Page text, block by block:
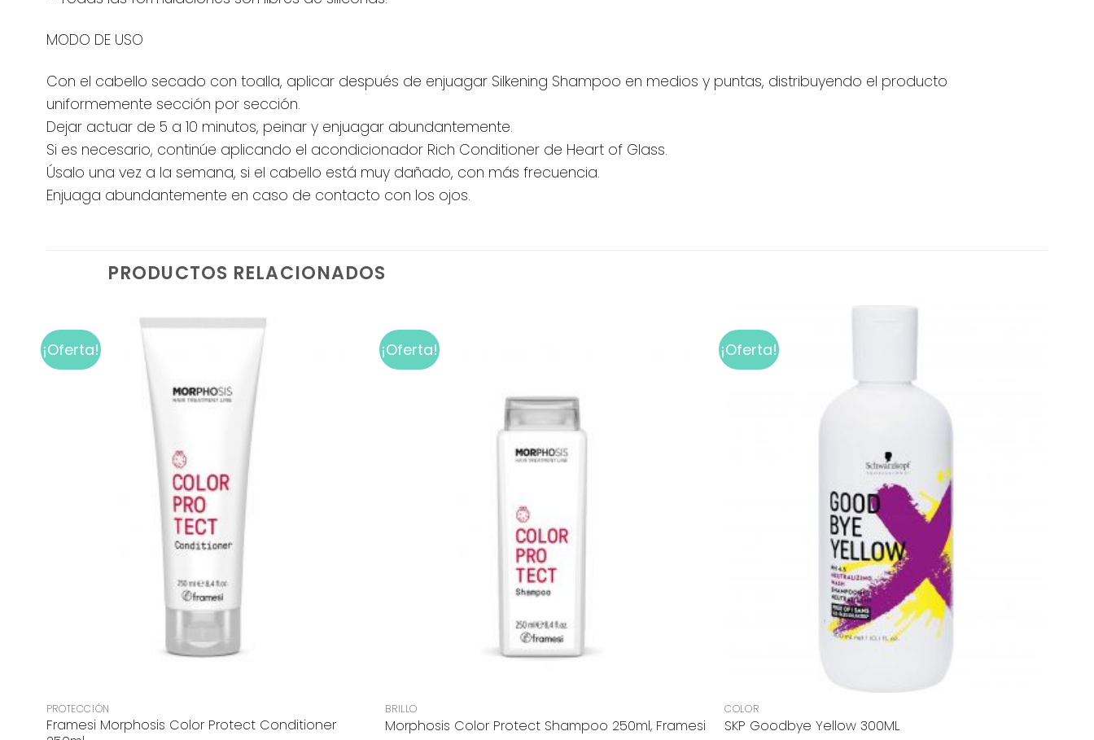
MODO DE USO
Con el cabello secado con toalla, aplicar después de enjuagar Silkening Shampoo en medios y puntas, distribuyendo el producto
uniformemente sección por sección.
Dejar actuar de 5 a 10 minutos, peinar y enjuagar abundantemente.
Si es necesario, continúe aplicando el acondicionador Rich Conditioner de Heart of Glass.
Úsalo una vez a la semana, si el cabello está muy dañado, con más frecuencia.
Enjuaga abundantemente en caso de contacto con los ojos.
PRODUCTOS RELACIONADOS
¡Oferta!
PROTECCIÓN
Framesi Morphosis Color Protect Conditioner
¡Oferta!
BRILLO
Morphosis Color Protect Shampoo 250ml, Framesi
¡Oferta!
COLOR
SKP Goodbye Yellow 300ML